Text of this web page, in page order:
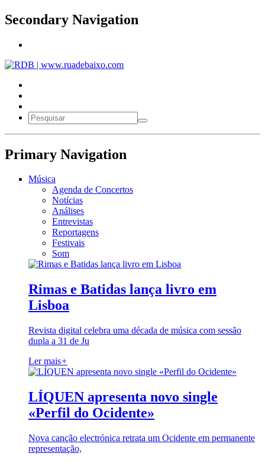
Secondary Navigation
Primary Navigation
Música
Agenda de Concertos
Notícias
Análises
Entrevistas
Reportagens
Festivais
Som
Rimas e Batidas lança livro em
Lisboa
Revista digital celebra uma década de música com sessão
dupla a 31 de Ju
Ler mais+
LÍQUEN apresenta novo single
«Perfil do Ocidente»
Nova canção electrónica retrata um Ocidente em permanente
representação,